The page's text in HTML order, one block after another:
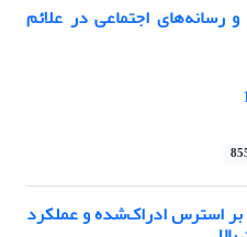
رسانه‌های اجتماعی در علائم
استرس ادراک‌شده و عملکرد